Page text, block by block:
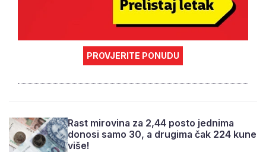
PROVJERITE PONUDU
Rast mirovina za 2,44 posto jednima
donosi samo 30, a drugima čak 224 kune
više!